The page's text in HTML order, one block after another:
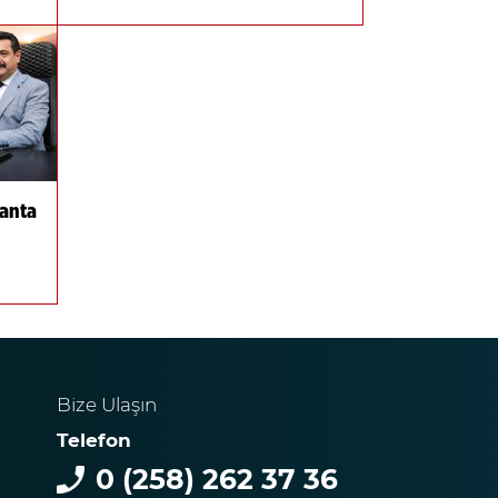
Bize Ulaşın
Telefon
0 (258) 262 37 36